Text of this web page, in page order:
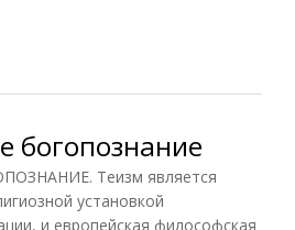
богопознание
Теизм является
установкой
и европейская философская